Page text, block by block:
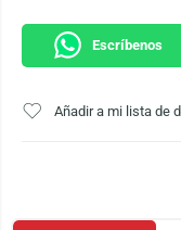
Escríbenos
Añadir a mi lista de